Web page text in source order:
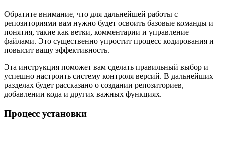
Обратите внимание, что для дальнейшей работы с
репозиториями вам нужно будет освоить базовые команды и
понятия, такие как ветки, комментарии и управление
файлами. Это существенно упростит процесс кодирования и
повысит вашу эффективность.
Эта инструкция поможет вам сделать правильный выбор и
успешно настроить систему контроля версий. В дальнейших
разделах будет рассказано о создании репозиториев,
добавлении кода и других важных функциях.
Процесс установки